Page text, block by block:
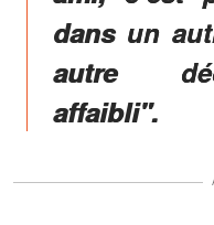
dans un
autre
affaibli".